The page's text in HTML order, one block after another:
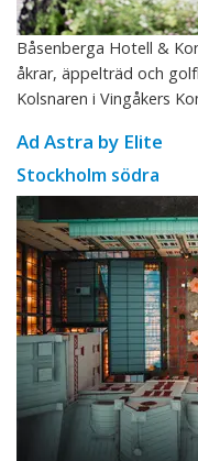
Båsenberga Hotell &
åkrar, äppelträd och
Kolsnaren i Vingåkers
Ad Astra by Elite
Stockholm södra